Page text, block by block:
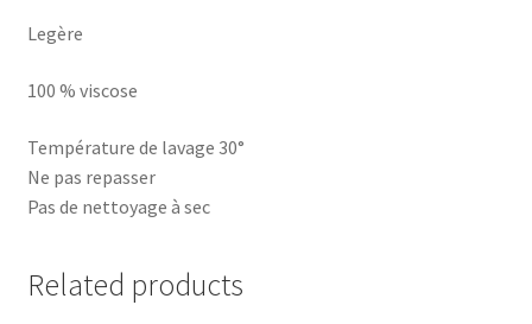
Legère
100 % viscose
Température de lavage 30°
Ne pas repasser
Pas de nettoyage à sec
Related products